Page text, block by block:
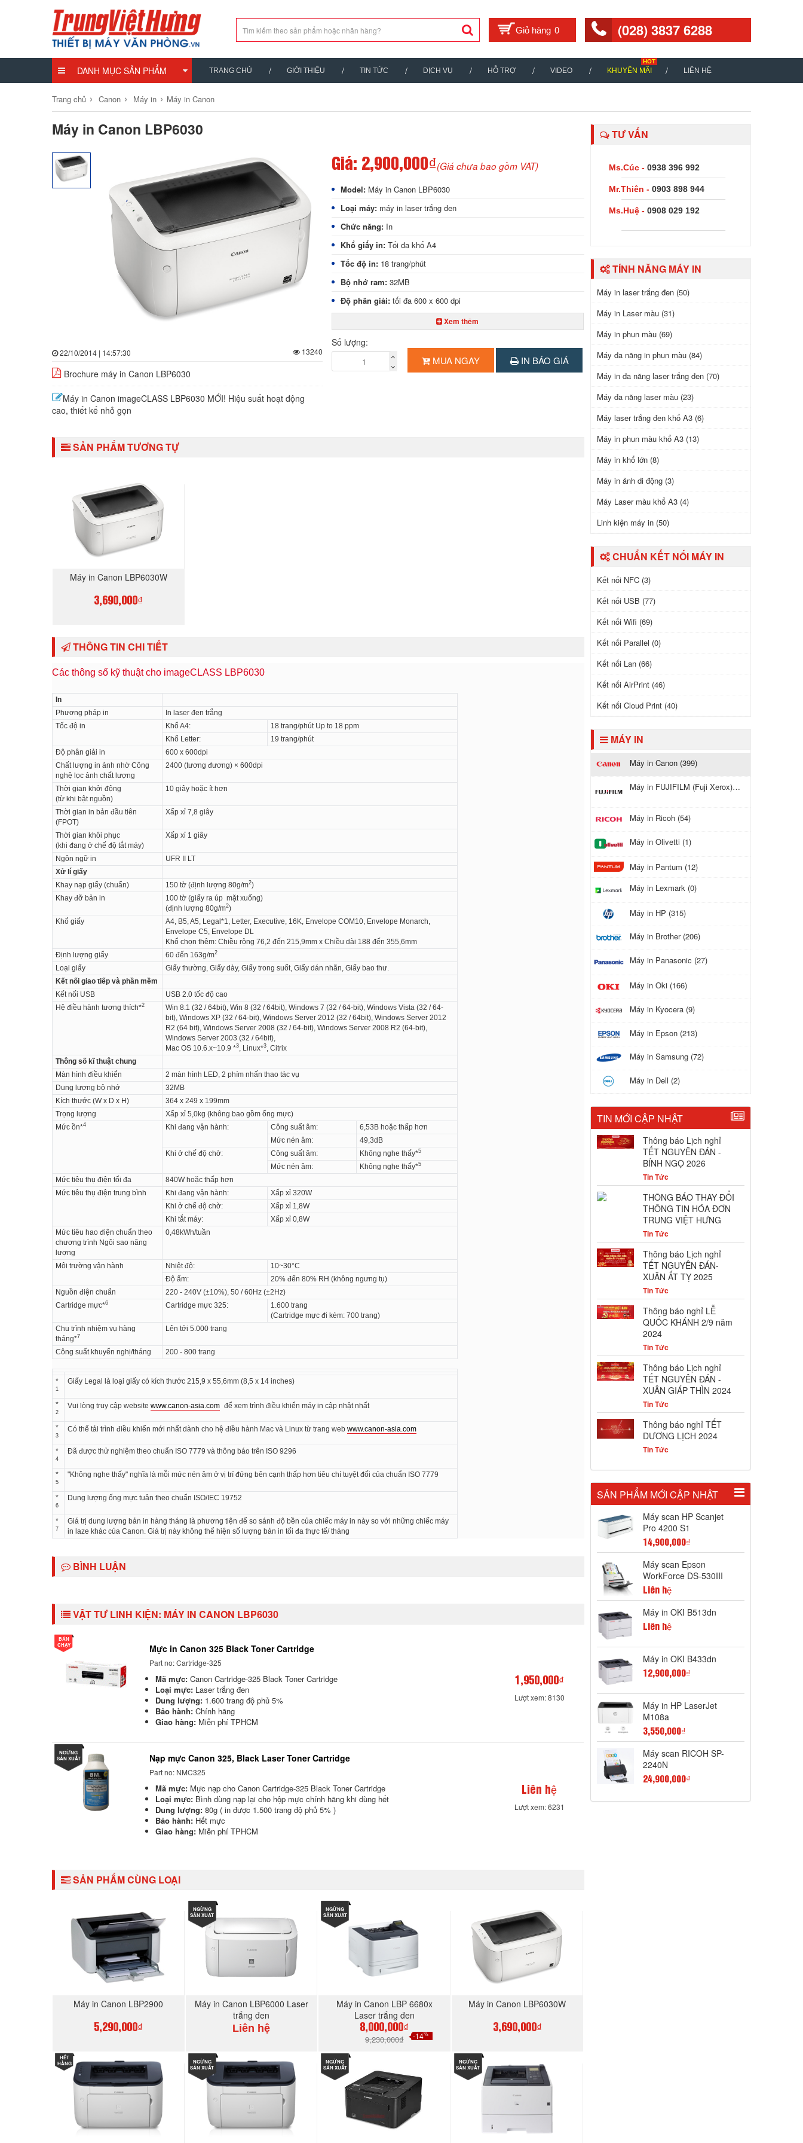
0 (028) 3837 6288
DANH MỤC SẢN PHẨM TRANG CHỦ GIỚI THIỆU TIN TỨC DỊCH VỤ HỖ TRỢ VIDEO KHUYẾN MÃI LIÊN HỆ
Trang chủ › Canon › Máy in › Máy in Canon
Máy in Canon LBP6030
22/10/2014 | 14:57:30 13240
Brochure máy in Canon LBP6030
Máy in Canon imageCLASS LBP6030 MỚI! Hiệu suất hoạt động
cao, thiết kế nhỏ gọn
Giá: 2,900,000₫(Giá chưa bao gồm VAT)
Model:Máy in Canon LBP6030
Loại máy:máy in laser trắng đen
Chức năng:In
Khổ giấy in:Tối đa khổ A4
Tốc độ in:18 trang/phút
Bộ nhớ ram:32MB
Độ phân giải:tối đa 600 x 600 dpi
150 tờ x 1 khay
Khay giấy tay:
Chuẩn kết nối:USB 2.0
Công suất khuyến nghị/tháng:tối đa 1.000 trang
Xem thêm
Số lượng:
MUA NGAY IN BÁO GIÁ
SẢN PHẨM TƯƠNG TỰ
Máy in Canon LBP6030W
3,690,000₫
THÔNG TIN CHI TIẾT
Các thông số kỹ thuật cho imageCLASS LBP6030
In
Phương pháp in
In laser đen trắng
Tốc độ in
Khổ A4:
18 trang/phút Up to 18 ppm
Khổ Letter:
19 trang/phút
Độ phân giải in
600 x 600dpi
Chất lượng in ảnh nhờ Công
nghệ lọc ảnh chất lượng
2400 (tương đương) × 600dpi
Thời gian khởi động
(từ khi bật nguồn)
10 giây hoặc ít hơn
Thời gian in bản đầu tiên
(FPOT)
Xấp xỉ 7,8 giây
Thời gian khôi phục
(khi đang ở chế độ tắt máy)
Xấp xỉ 1 giây
Ngôn ngữ in
UFR II LT
Xử lí giấy
Khay nạp giấy (chuẩn)
150 tờ (định lượng 80g/m2)
Khay đỡ bản in
100 tờ (giấy ra úp mặt xuống)
(định lượng 80g/m2)
Khổ giấy
A4, B5, A5, Legal*1, Letter, Executive, 16K, Envelope COM10, Envelope Monarch,
Envelope C5, Envelope DL
Khổ chọn thêm: Chiều rộng 76,2 đến 215,9mm x Chiều dài 188 đến 355,6mm
Định lượng giấy
60 đến 163g/m2
Loại giấy
Giấy thường, Giấy dày, Giấy trong suốt, Giấy dán nhãn, Giấy bao thư.
Kết nối giao tiếp và phần mềm
Kết nối USB
USB 2.0 tốc độ cao
Hệ điều hành tương thích*2
Win 8.1 (32 / 64bit), Win 8 (32 / 64bit), Windows 7 (32 / 64-bit), Windows Vista (32 / 64-
bit), Windows XP (32 / 64-bit), Windows Server 2012 (32 / 64bit), Windows Server 2012
R2 (64 bit), Windows Server 2008 (32 / 64-bit), Windows Server 2008 R2 (64-bit),
Windows Server 2003 (32 / 64bit),
Mac OS 10.6.x~10.9 *3, Linux*3, Citrix
Thông số kĩ thuật chung
Màn hình điều khiển
2 màn hình LED, 2 phím nhấn thao tác vụ
Dung lượng bộ nhớ
32MB
Kích thước (W x D x H)
364 x 249 x 199mm
Trọng lượng
Xấp xỉ 5,0kg (không bao gồm ống mực)
Mức ồn*4 Khi đang vận hành: Công suất âm:
6,53B hoặc thấp hơn
Mức nén âm:
49,3dB
Khi ở chế độ chờ:
Công suất âm: Không nghe thấy*5
Mức nén âm: Không nghe thấy*5
Mức tiêu thụ điện tối đa
840W hoặc thấp hơn
Mức tiêu thụ điện trung bình
Khi đang vận hành:
Xấp xỉ 320W
Khi ở chế độ chờ:
Xấp xỉ 1,8W
Khi tắt máy:
Xấp xỉ 0,8W
Mức tiêu hao điện chuẩn theo
chương trình Ngôi sao năng
lượng
0,48kWh/tuần
Môi trường vận hành Nhiệt độ:
10~30°C
Độ ẩm:
20% đến 80% RH (không ngưng tụ)
Nguồn điện chuẩn
220 - 240V (±10%), 50 / 60Hz (±2Hz)
Cartridge mực*6 Cartridge mực 325:
1.600 trang
(Cartridge mực đi kèm: 700 trang)
Chu trình nhiệm vụ hàng
tháng*7
Lên tới 5.000 trang
Công suất khuyến nghị/tháng 200 - 800 trang
*
1
Giấy Legal là loại giấy có kích thước 215,9 x 55,6mm (8,5 x 14 inches)
*
2
Vui lòng truy cập website www.canon-asia.com để xem trình điều khiển máy in cập nhật nhất
*
3
Có thể tải trình điều khiển mới nhất dành cho hệ điều hành Mac và Linux từ trang web www.canon-asia.com
*
4
Đã được thử nghiệm theo chuẩn ISO 7779 và thông báo trên ISO 9296
*
5
"Không nghe thấy" nghĩa là mỗi mức nén âm ở vị trí đứng bên cạnh thấp hơn tiêu chí tuyệt đối của chuẩn ISO 7779
*
6
Dung lượng ống mực tuân theo chuẩn ISO/IEC 19752
*
7
Giá trị dung lượng bản in hàng tháng là phương tiện để so sánh độ bền của chiếc máy in này so với những chiếc máy
in laze khác của Canon. Giá trị này không thể hiện số lượng bản in tối đa thực tế/ tháng
BÌNH LUẬN
VẬT TƯ LINH KIỆN: MÁY IN CANON LBP6030
BÁN
CHẠY
Mực in Canon 325 Black Toner Cartridge
Part no: Cartridge-325
Mã mực: Canon Cartridge-325 Black Toner Cartridge
Loại mực: Laser trắng đen
Dung lượng: 1.600 trang độ phủ 5%
Bảo hành: Chính hãng
Giao hàng: Miễn phí TPHCM
1,950,000₫
Lượt xem: 8130
NGỪNG
SẢN XUẤT
Nạp mực Canon 325, Black Laser Toner Cartridge
Part no: NMC325
Mã mực: Mực nạp cho Canon Cartridge-325 Black Toner Cartridge
Loại mực: Bình dùng nạp lại cho hộp mực chính hãng khi dùng hết
Dung lượng: 80g ( in được 1.500 trang độ phủ 5% )
Bảo hành: Hết mực
Giao hàng: Miễn phí TPHCM
Liên hệ
Lượt xem: 6231
SẢN PHẨM CÙNG LOẠI
Máy in Canon LBP2900
5,290,000₫
MUA NGAY
NGỪNG
SẢN XUẤT
Máy in Canon LBP6000 Laser
trắng đen
Liên hệ
MUA NGAY
NGỪNG
SẢN XUẤT
Máy in Canon LBP 6680x
Laser trắng đen
8,000,000₫
9,230,000₫ -14%
Máy in Canon LBP6030W
3,690,000₫
MUA NGAY
HẾT
HÀNG
NGỪNG
SẢN XUẤT
NGỪNG
SẢN XUẤT
NGỪNG
SẢN XUẤT
TƯ VẤN
Ms.Cúc - 0938 396 992
Mr.Thiên - 0903 898 944
Ms.Huệ - 0908 029 192
TÍNH NĂNG MÁY IN
Máy in laser trắng đen (50)
Máy in Laser màu (31)
Máy in phun màu (69)
Máy đa năng in phun màu (84)
Máy in đa năng laser trắng đen (70)
Máy đa năng laser màu (23)
Máy laser trắng đen khổ A3 (6)
Máy in phun màu khổ A3 (13)
Máy in khổ lớn (8)
Máy in ảnh di động (3)
Máy Laser màu khổ A3 (4)
Linh kiện máy in (50)
CHUẨN KẾT NỐI MÁY IN
Kết nối NFC (3)
Kết nối USB (77)
Kết nối Wifi (69)
Kết nối Parallel (0)
Kết nối Lan (66)
Kết nối AirPrint (46)
Kết nối Cloud Print (40)
MÁY IN
Máy in Canon (399)
Máy in FUJIFILM (Fuji Xerox) (116)
Máy in Ricoh (54)
Máy in Olivetti (1)
Máy in Pantum (12)
Máy in Lexmark (0)
Máy in HP (315)
Máy in Brother (206)
Máy in Panasonic (27)
Máy in Oki (166)
Máy in Kyocera (9)
Máy in Epson (213)
Máy in Samsung (72)
Máy in Dell (2)
TIN MỚI CẬP NHẬT
Thông báo Lịch nghỉ
TẾT NGUYÊN ĐÁN -
BÍNH NGỌ 2026
Tin Tức
THÔNG BÁO THAY ĐỔI
THÔNG TIN HÓA ĐƠN
TRUNG VIỆT HƯNG
Tin Tức
Thông báo Lịch nghỉ
TẾT NGUYÊN ĐÁN-
XUÂN ẤT TỴ 2025
Tin Tức
Thông báo nghỉ LỄ
QUỐC KHÁNH 2/9 năm
2024
Tin Tức
Thông báo Lịch nghỉ
TẾT NGUYÊN ĐÁN -
XUÂN GIÁP THÌN 2024
Tin Tức
Thông báo nghỉ TẾT
DƯƠNG LỊCH 2024
Tin Tức
SẢN PHẨM MỚI CẬP NHẬT
Máy scan HP Scanjet
Pro 4200 S1
14,900,000₫
Máy scan Epson
WorkForce DS-530III
Liên hệ
Máy in OKI B513dn
Liên hệ
Máy in OKI B433dn
12,900,000₫
Máy in HP LaserJet
M108a
3,550,000₫
Máy scan RICOH SP-
2240N
24,900,000₫